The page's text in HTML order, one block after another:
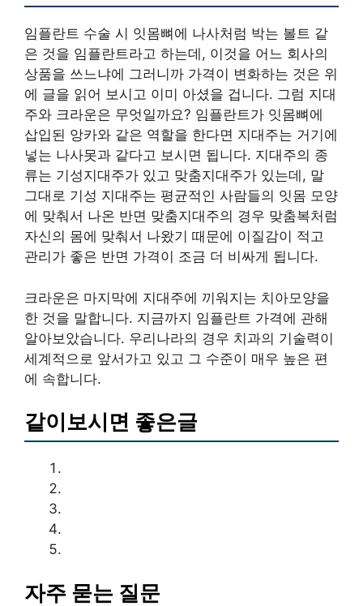
임플란트 수술 시 잇몸뼈에 나사처럼 박는 볼트 같
은 것을 임플란트라고 하는데, 이것을 어느 회사의
상품을 쓰느냐에 그러니까 가격이 변화하는 것은 위
에 글을 읽어 보시고 이미 아셨을 겁니다. 그럼 지대
주와 크라운은 무엇일까요? 임플란트가 잇몸뼈에
삽입된 앙카와 같은 역할을 한다면 지대주는 거기에
넣는 나사못과 같다고 보시면 됩니다. 지대주의 종
류는 기성지대주가 있고 맞춤지대주가 있는데, 말
그대로 기성 지대주는 평균적인 사람들의 잇몸 모양
에 맞춰서 나온 반면 맞춤지대주의 경우 맞춤복처럼
자신의 몸에 맞춰서 나왔기 때문에 이질감이 적고
관리가 좋은 반면 가격이 조금 더 비싸게 됩니다.
크라운은 마지막에 지대주에 끼워지는 치아모양을
한 것을 말합니다. 지금까지 임플란트 가격에 관해
알아보았습니다. 우리나라의 경우 치과의 기술력이
세계적으로 앞서가고 있고 그 수준이 매우 높은 편
에 속합니다.
같이보시면 좋은글
자주 묻는 질문